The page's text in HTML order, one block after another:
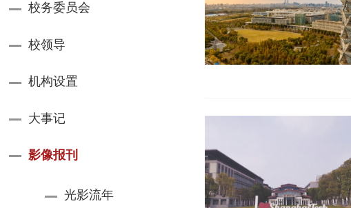
校务委员会
校领导
机构设置
大事记
影像报刊
光影流年